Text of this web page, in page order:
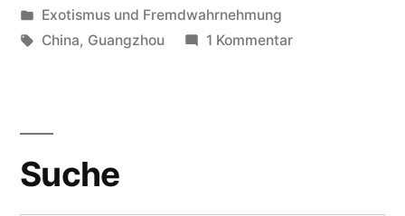
von
Veröffentlicht
in
Exotismus und Fremdwahrnehmung
Schlagwörter:
China, Guangzhou 1 Kommentarzu
Suche